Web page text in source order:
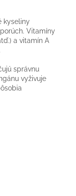
kyseliny
Vitamíny
a vitamín A
správnu
vyživuje